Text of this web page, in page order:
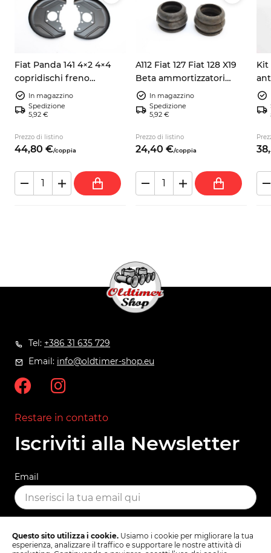
Fiat Panda 141 4×2 4×4
copridischi freno
anteriore sinistro destro
7602956
In magazzino
Spedizione
5,92 €
Prezzo di listino
44,80 €/coppia
A112 Fiat 127 Fiat 128 X19
Beta ammortizzatori
anteriori ribaltabili
4201143
In magazzino
Spedizione
5,92 €
Prezzo di listino
24,40 €/coppia
Kit
TE
38,
Tel: +386 31 635 729
Email: info@oldtimer-shop.eu
Restare in contatto
Iscriviti alla Newsletter
Email
ISCRIVITI
Questo sito utilizza i cookie. Usiamo i cookie per migliorare la tua
esperienza, analizzare il traffico e supportare le nostre attività di